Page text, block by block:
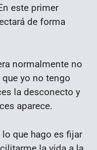
este primer
de forma
normalmente no
yo no tengo
la desconecto y
aparece.
que hago es fijar